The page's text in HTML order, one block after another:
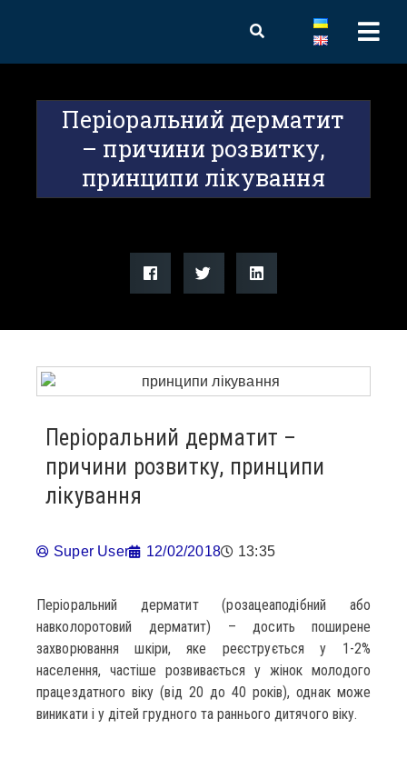
Періоральний дерматит
– причини розвитку,
принципи лікування
Періоральний дерматит –
причини розвитку, принципи
лікування
Super User 12/02/2018 13:35
Періоральний дерматит (розацеаподібний або
навколоротовий дерматит) – досить поширене
захворювання шкіри, яке реєструється у 1-2%
населення, частіше розвивається у жінок молодого
працездатного віку (від 20 до 40 років), однак може
виникати і у дітей грудного та раннього дитячого віку.